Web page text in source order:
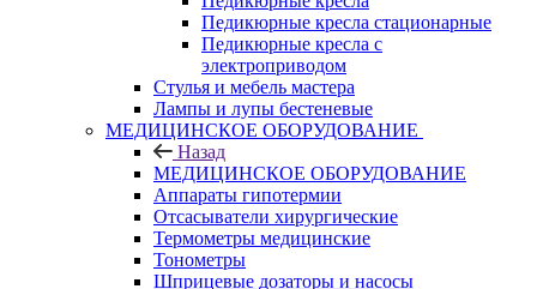
Педикюрные кресла стационарные
Педикюрные кресла с
электроприводом
Стулья и мебель мастера
Лампы и лупы бестеневые
МЕДИЦИНСКОЕ ОБОРУДОВАНИЕ
Назад
МЕДИЦИНСКОЕ ОБОРУДОВАНИЕ
Аппараты гипотермии
Отсасыватели хирургические
Термометры медицинские
Тонометры
Шприцевые дозаторы и насосы